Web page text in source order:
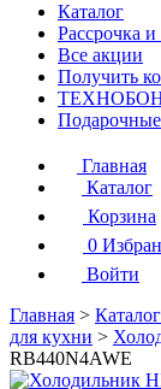
Каталог
Рассрочка и
Все акции
Получить
Главная
Каталог
Корзина
0
Войти
Главная > Каталог
для кухни >
RB440N4AWE